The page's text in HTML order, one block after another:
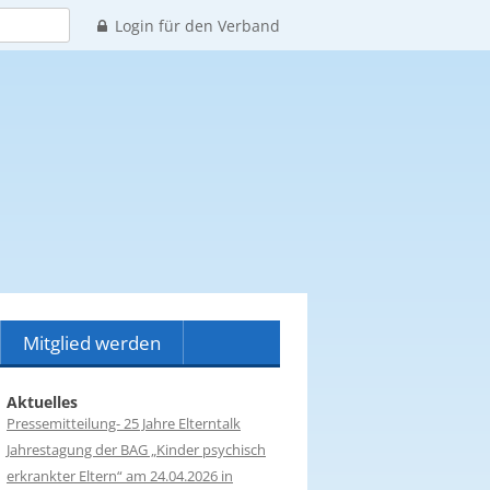
Login für den Verband
Mitglied werden
Spenden
Aktuelles
Pressemitteilung- 25 Jahre Elterntalk
Jahrestagung der BAG „Kinder psychisch
erkrankter Eltern“ am 24.04.2026 in